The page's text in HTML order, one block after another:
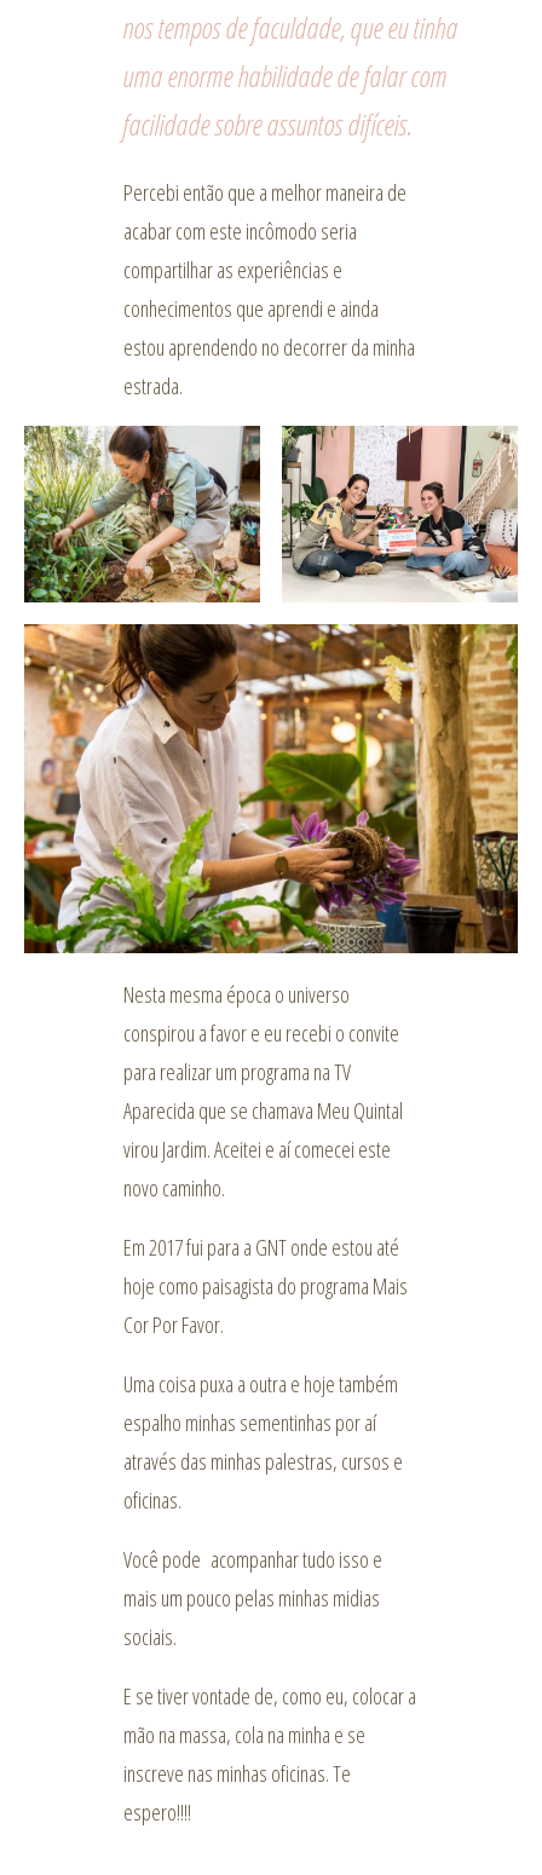
nos tempos de faculdade, que eu tinha
uma enorme habilidade de falar com
facilidade sobre assuntos difíceis.
Percebi então que a melhor maneira de
acabar com este incômodo seria
compartilhar as experiências e
conhecimentos que aprendi e ainda
estou aprendendo no decorrer da minha
estrada.
Nesta mesma época o universo
conspirou a favor e eu recebi o convite
para realizar um programa na TV
Aparecida que se chamava Meu Quintal
virou Jardim. Aceitei e aí comecei este
novo caminho.
Em 2017 fui para a GNT onde estou até
hoje como paisagista do programa Mais
Cor Por Favor.
Uma coisa puxa a outra e hoje também
espalho minhas sementinhas por aí
através das minhas palestras, cursos e
oficinas.
Você pode acompanhar tudo isso e
mais um pouco pelas minhas midias
sociais.
E se tiver vontade de, como eu, colocar a
mão na massa, cola na minha e se
inscreve nas minhas oficinas. Te
espero!!!!